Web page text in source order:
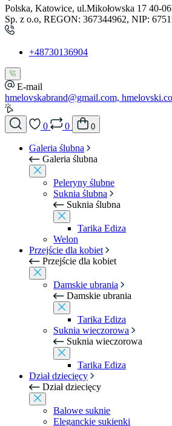
Polska, Katowice, ul.Mikołowska 17 40-
Sp. z o.o, REGON: 367344962, NIP:
+48730136904
E-mail
hmelovskabrand@gmail.com,
0 0 0
Galeria ślubna
Galeria ślubna
Peleryny ślubne
Suknia ślubna
Suknia ślubna
Tarika Ediza
Welon
Przejście dla kobiet
Przejście dla kobiet
Damskie ubrania
Damskie ubrania
Tarika Ediza
Suknia wieczorowa
Suknia wieczorowa
Tarika Ediza
Dział dziecięcy
Dział dziecięcy
Balowe suknie
Eleganckie sukienki